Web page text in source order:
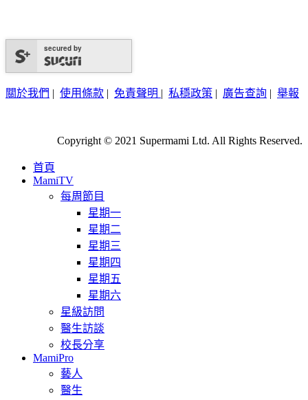
secured by
關於我們 | 使用條款 | 免責聲明 | 私穩政策 | 廣告查詢 | 舉報
Copyright © 2021 Supermami Ltd. All Rights Reserved.
首頁
MamiTV
每周節目
星期一
星期二
星期三
星期四
星期五
星期六
星級訪問
醫生訪談
校長分享
MamiPro
藝人
醫生